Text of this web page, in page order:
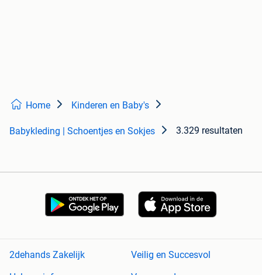
Home Kinderen en Baby's
Babykleding | Schoentjes en Sokjes 3.329 resultaten
2dehands Zakelijk
Veilig en Succesvol